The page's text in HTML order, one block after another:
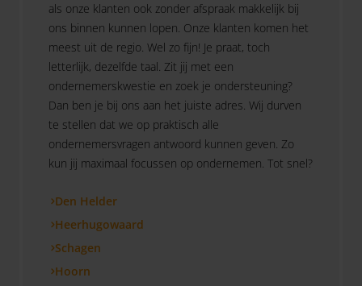
als onze klanten ook zonder afspraak makkelijk bij
ons binnen kunnen lopen. Onze klanten komen het
meest uit de regio. Wel zo fijn! Je praat, toch
letterlijk, dezelfde taal. Zit jij met een
ondernemerskwestie en zoek je ondersteuning?
Dan ben je bij ons aan het juiste adres. Wij durven
te stellen dat we op praktisch alle
ondernemersvragen antwoord kunnen geven. Zo
kun jij maximaal focussen op ondernemen. Tot snel?
Den Helder
Heerhugowaard
Schagen
Hoorn